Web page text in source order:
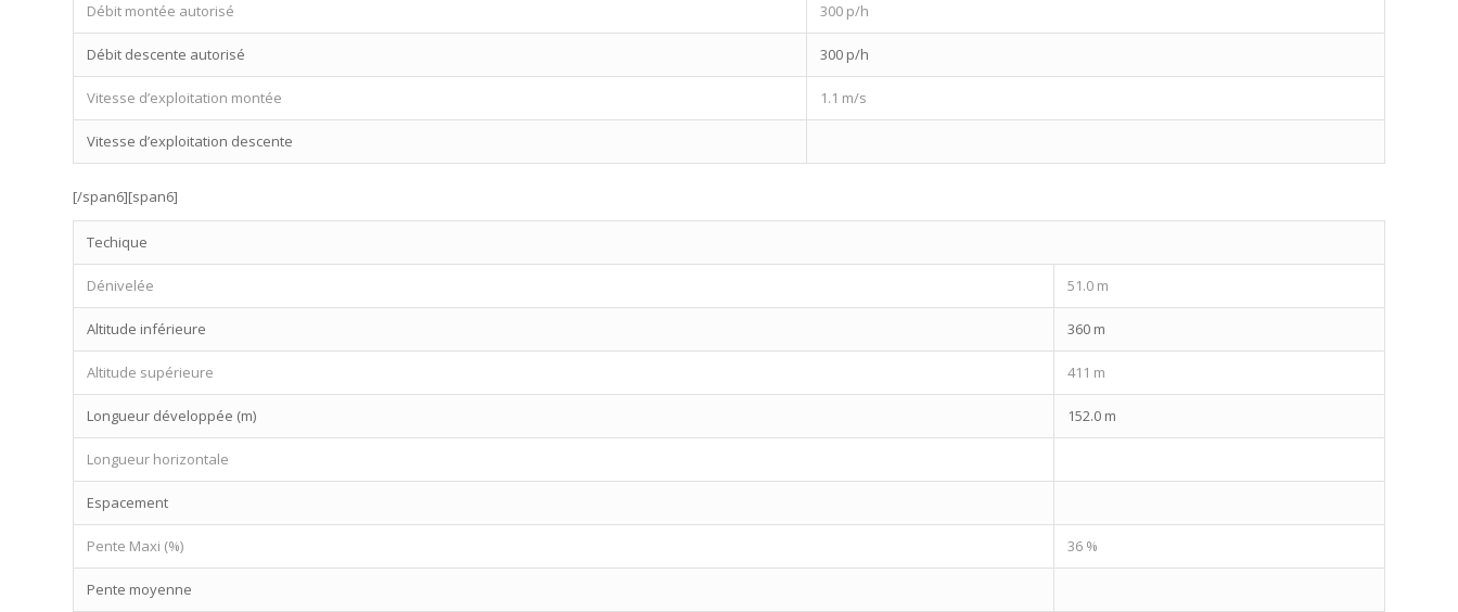
Débit montée autorisé 300 p/h
Débit descente autorisé 300 p/h
Vitesse d’exploitation montée 1.1 m/s
Vitesse d’exploitation descente
[/span6][span6]
Techique
Dénivelée 51.0 m
Altitude inférieure 360 m
Altitude supérieure 411 m
Longueur développée (m) 152.0 m
Longueur horizontale
Espacement
Pente Maxi (%) 36 %
Pente moyenne